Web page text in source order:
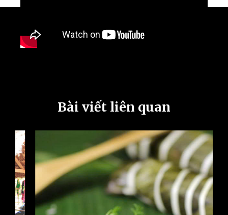
Bài viết liên quan